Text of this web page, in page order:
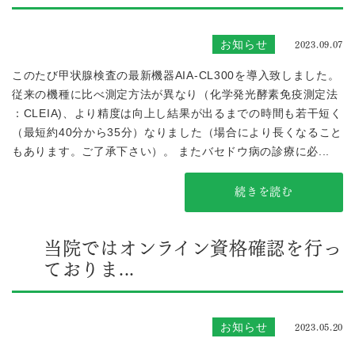
お知らせ 2023.09.07
このたび甲状腺検査の最新機器AIA-CL300を導入致しました。
従来の機種に比べ測定方法が異なり（化学発光酵素免疫測定法
：CLEIA)、より精度は向上し結果が出るまでの時間も若干短く
（最短約40分から35分）なりました（場合により長くなること
もあります。ご了承下さい）。 またバセドウ病の診療に必...
続きを読む
当院ではオンライン資格確認を行っ
ておりま...
お知らせ 2023.05.20